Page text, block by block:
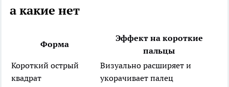
а какие нет
Форма
Эффект на короткие
пальцы
Короткий острый
квадрат
Визуально расширяет и
укорачивает палец